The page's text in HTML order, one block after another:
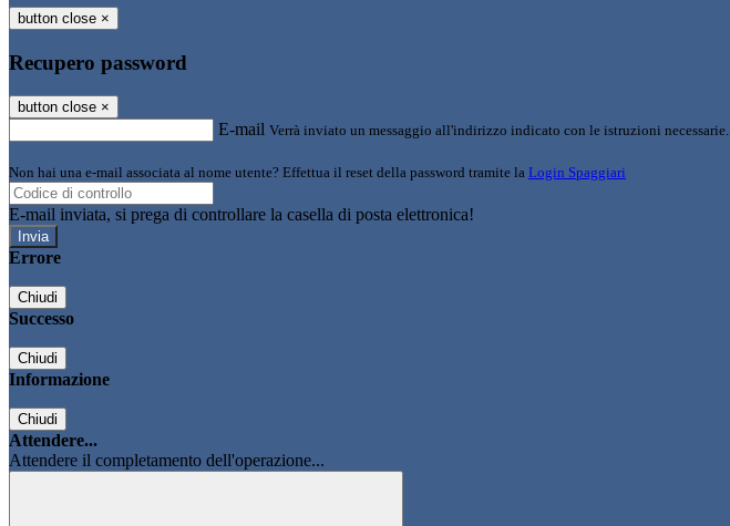
button close ×
Recupero password
button close ×
E-mail Verrà inviato un messaggio all'indirizzo indicato con le istruzioni necessarie.
Non hai una e-mail associata al nome utente? Effettua il reset della password tramite la Login Spaggiari
E-mail inviata, si prega di controllare la casella di posta elettronica!
Errore
Chiudi
Successo
Chiudi
Informazione
Chiudi
Attendere...
Attendere il completamento dell'operazione...